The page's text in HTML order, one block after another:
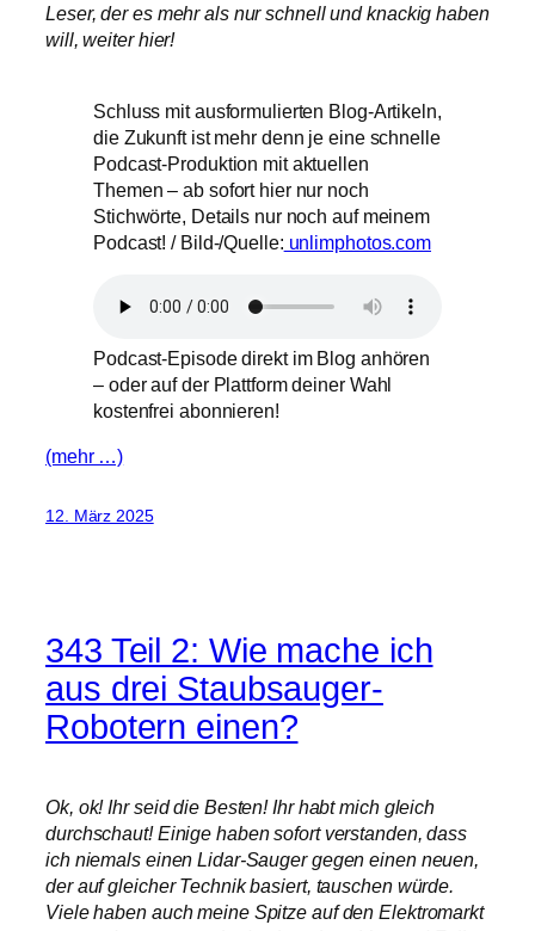
Leser, der es mehr als nur schnell und knackig haben
will, weiter hier!
Schluss mit ausformulierten Blog-Artikeln,
die Zukunft ist mehr denn je eine schnelle
Podcast-Produktion mit aktuellen
Themen – ab sofort hier nur noch
Stichwörte, Details nur noch auf meinem
Podcast! / Bild-/Quelle: unlimphotos.com
Podcast-Episode direkt im Blog anhören
– oder auf der Plattform deiner Wahl
kostenfrei abonnieren!
(mehr …)
12. März 2025
343 Teil 2: Wie mache ich
aus drei Staubsauger-
Robotern einen?
Ok, ok! Ihr seid die Besten! Ihr habt mich gleich
durchschaut! Einige haben sofort verstanden, dass
ich niemals einen Lidar-Sauger gegen einen neuen,
der auf gleicher Technik basiert, tauschen würde.
Viele haben auch meine Spitze auf den Elektromarkt